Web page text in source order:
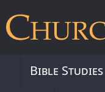
Bible Studies